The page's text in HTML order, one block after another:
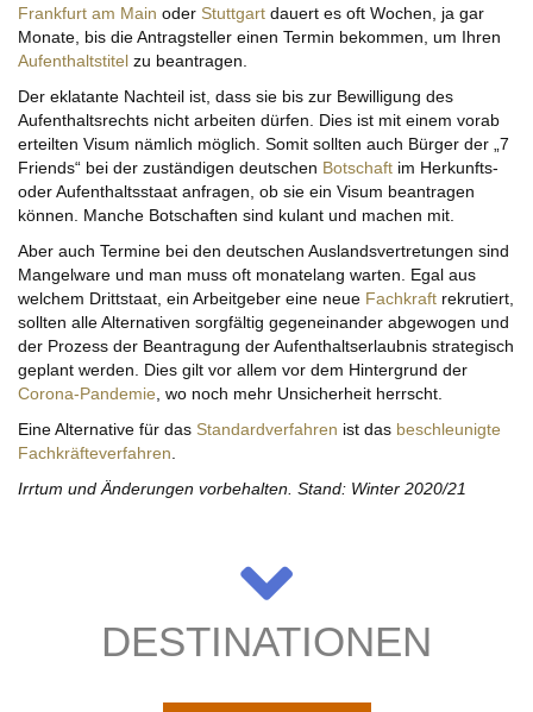
Frankfurt am Main oder Stuttgart dauert es oft Wochen, ja gar
Monate, bis die Antragsteller einen Termin bekommen, um Ihren
Aufenthaltstitel zu beantragen.
Der eklatante Nachteil ist, dass sie bis zur Bewilligung des
Aufenthaltsrechts nicht arbeiten dürfen. Dies ist mit einem vorab
erteilten Visum nämlich möglich. Somit sollten auch Bürger der „7
Friends“ bei der zuständigen deutschen Botschaft im Herkunfts-
oder Aufenthaltsstaat anfragen, ob sie ein Visum beantragen
können. Manche Botschaften sind kulant und machen mit.
Aber auch Termine bei den deutschen Auslandsvertretungen sind
Mangelware und man muss oft monatelang warten. Egal aus
welchem Drittstaat, ein Arbeitgeber eine neue Fachkraft rekrutiert,
sollten alle Alternativen sorgfältig gegeneinander abgewogen und
der Prozess der Beantragung der Aufenthaltserlaubnis strategisch
geplant werden. Dies gilt vor allem vor dem Hintergrund der
Corona-Pandemie , wo noch mehr Unsicherheit herrscht.
Eine Alternative für das Standardverfahren ist das beschleunigte
Fachkräfteverfahren
Irrtum und Änderungen vorbehalten. Stand: Winter 2020/21
DESTINATIONEN